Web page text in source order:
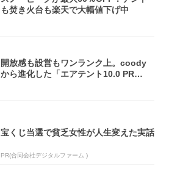
も焚き火台も楽天で大幅値下げ中
開放感も設営もワンランク上。coody
から進化した「エアテント10.0 PR
宝くじ当選で貧乏女性が人生変えた実話
PR(合同会社デジタルファーム )